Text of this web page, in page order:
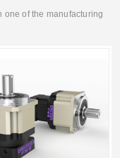
one of the manufacturing